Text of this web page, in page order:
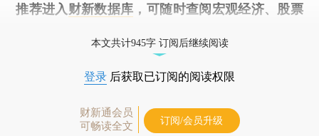
推荐进入 财新数据库 ，可随时查阅宏观经济、股票
本文共计945字 订阅后继续阅读
登录 后获取已订阅的阅读权限
财新通会员
可畅读全文
订阅/会员升级